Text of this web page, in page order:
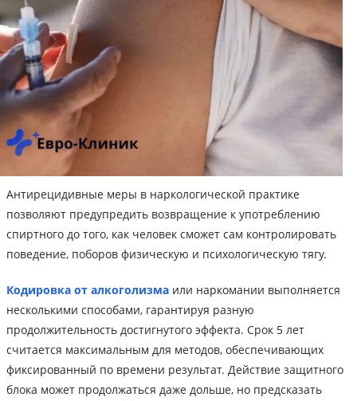
Антирецидивные меры в наркологической практике
позволяют предупредить возвращение к употреблению
спиртного до того, как человек сможет сам контролировать
поведение, поборов физическую и психологическую тягу.
Кодировка от алкоголизма или наркомании выполняется
несколькими способами, гарантируя разную
продолжительность достигнутого эффекта. Срок 5 лет
считается максимальным для методов, обеспечивающих
фиксированный по времени результат. Действие защитного
блока может продолжаться даже дольше, но предсказать